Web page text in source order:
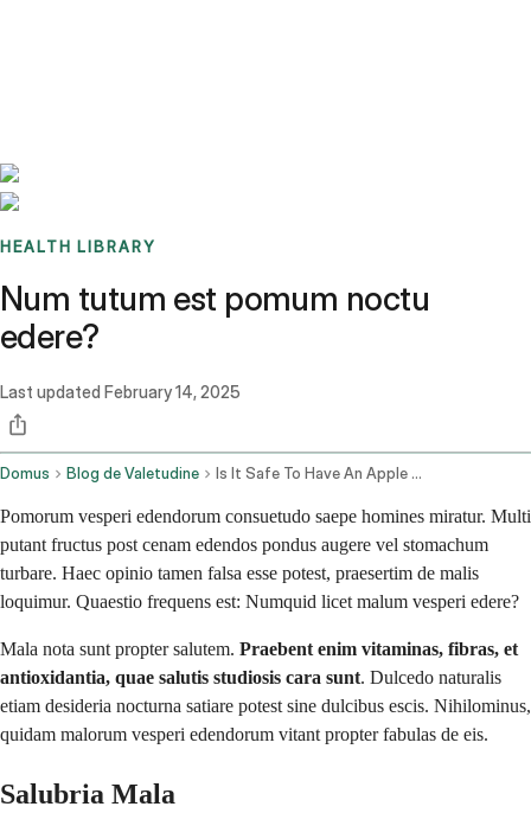
HEALTH LIBRARY
Num tutum est pomum noctu
edere?
Last updated February 14, 2025
Domus Blog de Valetudine Is It Safe To Have An Apple At Night
Pomorum vesperi edendorum consuetudo saepe homines miratur. Multi
putant fructus post cenam edendos pondus augere vel stomachum
turbare. Haec opinio tamen falsa esse potest, praesertim de malis
loquimur. Quaestio frequens est: Numquid licet malum vesperi edere?
Mala nota sunt propter salutem. Praebent enim vitaminas, fibras, et
antioxidantia, quae salutis studiosis cara sunt. Dulcedo naturalis
etiam desideria nocturna satiare potest sine dulcibus escis. Nihilominus,
quidam malorum vesperi edendorum vitant propter fabulas de eis.
Salubria Mala